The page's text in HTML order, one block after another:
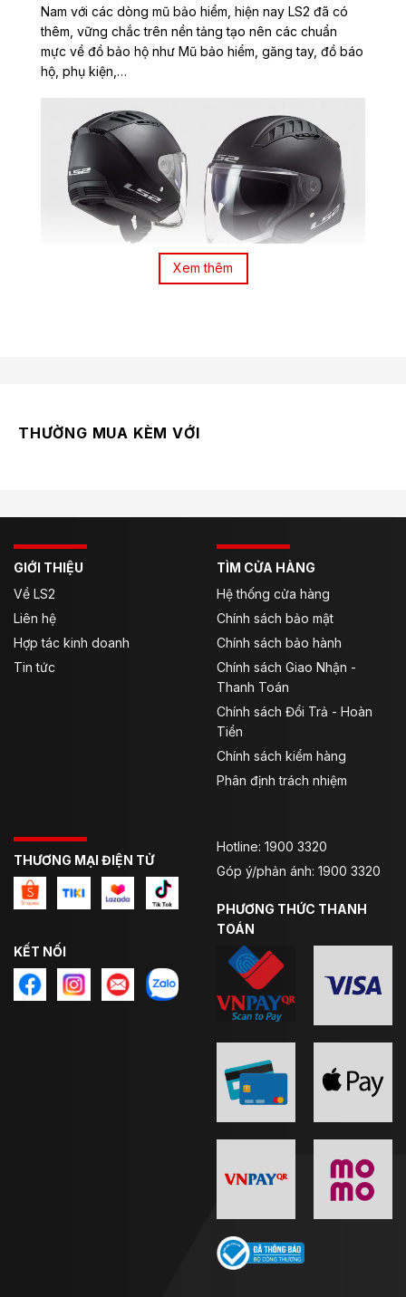
Nam với các dòng mũ bảo hiểm, hiện nay LS2 đã có
thêm, vững chắc trên nền tảng tạo nên các chuẩn
mực về đồ bảo hộ như Mũ bảo hiểm, găng tay, đồ báo
hộ, phụ kiện,…
đến cho Riders Việt phiên bản Copter II đạt chuẩn an
dòng mũ bảo hiểm mới này của LS2 được cấu tạo từ
ABS nguyên sinh theo công nghệ ép HPTT mang lại
kết cấu bảo vệ tối ưu với khối lượng tương đối nhẹ, chỉ
nhắn là lựa chọn hoàn hảo cho những chuyến đi nội
thành.
Kính chắn mũ
Kính chắn của mũ được từ chất liệu Polymer cao cấp
mà không làm biến dạng hình ảnh, mang lại độ rõ nét
cao nhất. Ngoài ra kính chắn còn có khả năng chống
lớp phủ làm cứng bề
Xem thêm
THƯỜNG MUA KÈM VỚI
GIỚI THIỆU
Về LS2
Liên hệ
Hợp tác kinh doanh
Tin tức
TÌM CỬA HÀNG
Hệ thống cửa hàng
Chính sách bảo mật
Chính sách bảo hành
Chính sách Giao Nhận -
Thanh Toán
Chính sách Đổi Trả - Hoàn
Tiền
Chính sách kiểm hàng
Phân định trách nhiệm
THƯƠNG MẠI ĐIỆN TỬ
KẾT NỐI
Hotline: 1900 3320
Góp ý/phản ánh: 1900 3320
PHƯƠNG THỨC THANH
TOÁN